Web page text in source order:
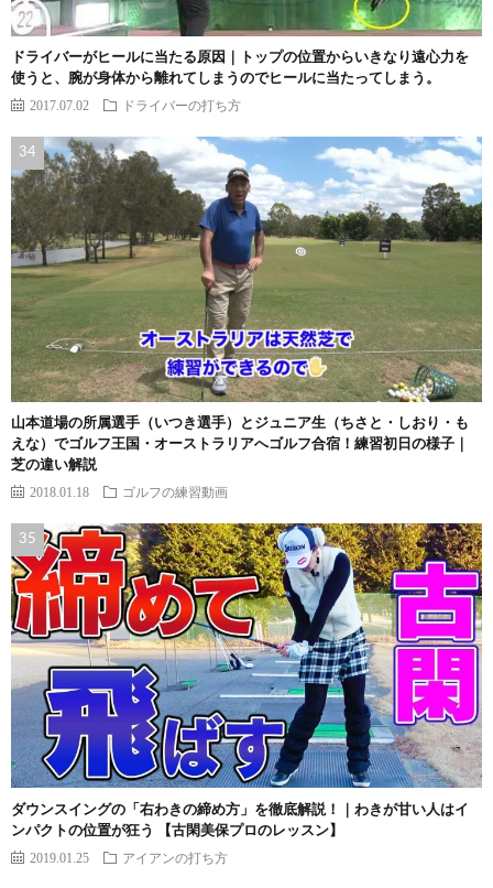
ドライバーがヒールに当たる原因｜トップの位置からいきなり遠心力を
使うと、腕が身体から離れてしまうのでヒールに当たってしまう。
2017.07.02 ドライバーの打ち方
山本道場の所属選手（いつき選手）とジュニア生（ちさと・しおり・も
えな）でゴルフ王国・オーストラリアへゴルフ合宿！練習初日の様子｜
芝の違い解説
2018.01.18 ゴルフの練習動画
ダウンスイングの「右わきの締め方」を徹底解説！｜わきが甘い人はイ
ンパクトの位置が狂う 【古閑美保プロのレッスン】
2019.01.25 アイアンの打ち方